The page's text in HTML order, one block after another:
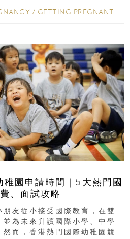
/ GETTING PREGNANT
園申請時間｜5大熱門國
、面試攻略
友從小接受國際教育，在雙
為未來升讀國際小學、中學
而，香港熱門國際幼稚園競